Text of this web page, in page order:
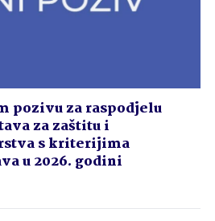
pozivu za raspodjelu
za zaštitu i
s kriterijima
u 2026. godini